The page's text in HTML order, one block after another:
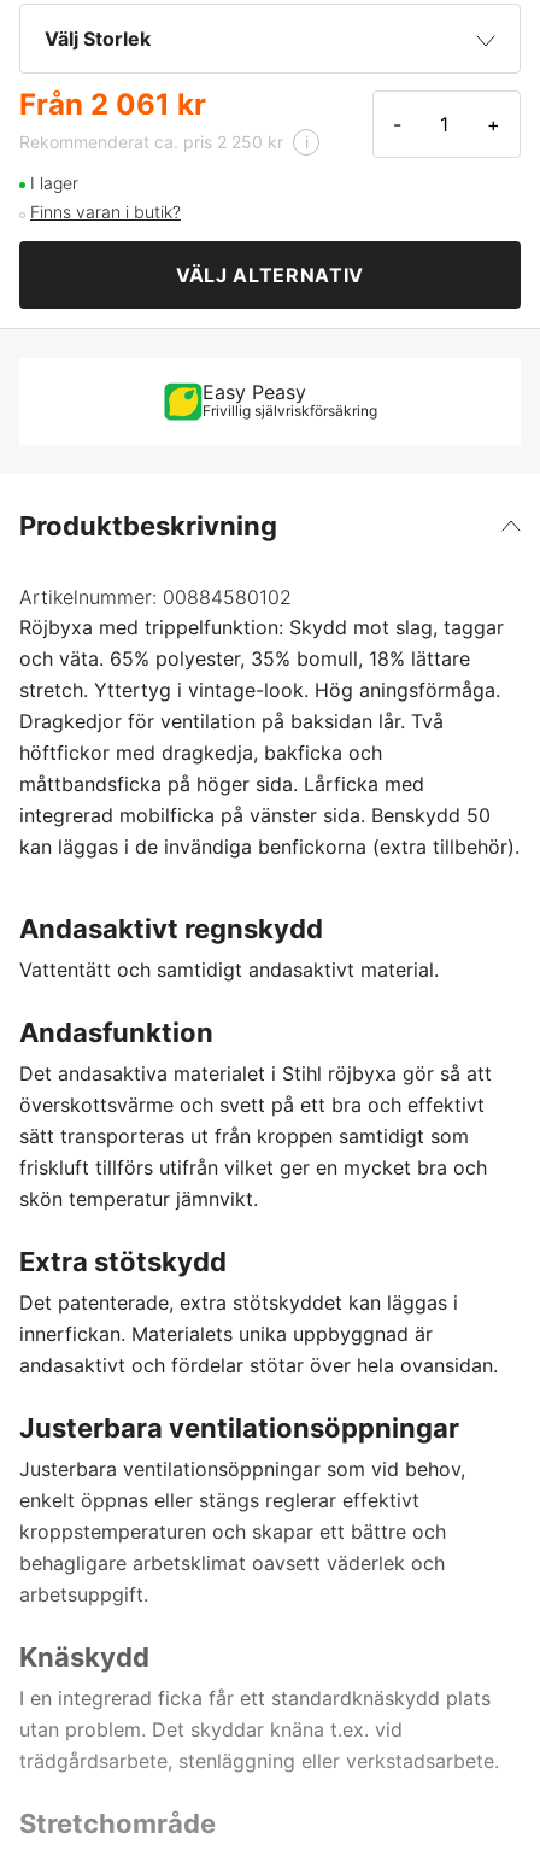
Välj Storlek
XS
M 2 061 kr
L 2 061 kr
Från 2 061 kr
Rekommenderat ca. pris 2 250 kr i
- +
I lager
Finns varan i butik?
VÄLJ ALTERNATIV
Easy Peasy
Frivillig självriskförsäkring
Produktbeskrivning
Artikelnummer: 00884580102
Röjbyxa med trippelfunktion: Skydd mot slag, taggar
och väta. 65% polyester, 35% bomull, 18% lättare
stretch. Yttertyg i vintage-look. Hög aningsförmåga.
Dragkedjor för ventilation på baksidan lår. Två
höftfickor med dragkedja, bakficka och
måttbandsficka på höger sida. Lårficka med
integrerad mobilficka på vänster sida. Benskydd 50
kan läggas i de invändiga benfickorna (extra tillbehör).
Andasaktivt regnskydd
Vattentätt och samtidigt andasaktivt material.
Andasfunktion
Det andasaktiva materialet i Stihl röjbyxa gör så att
överskottsvärme och svett på ett bra och effektivt
sätt transporteras ut från kroppen samtidigt som
friskluft tillförs utifrån vilket ger en mycket bra och
skön temperatur jämnvikt.
Extra stötskydd
Det patenterade, extra stötskyddet kan läggas i
innerfickan. Materialets unika uppbyggnad är
andasaktivt och fördelar stötar över hela ovansidan.
Justerbara ventilationsöppningar
Justerbara ventilationsöppningar som vid behov,
enkelt öppnas eller stängs reglerar effektivt
kroppstemperaturen och skapar ett bättre och
behagligare arbetsklimat oavsett väderlek och
arbetsuppgift.
Knäskydd
I en integrerad ficka får ett standardknäskydd plats
utan problem. Det skyddar knäna t.ex. vid
trädgårdsarbete, stenläggning eller verkstadsarbete.
Stretchområde